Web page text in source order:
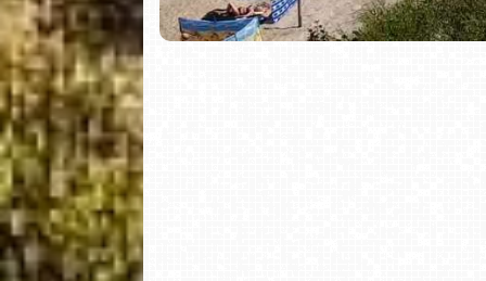
Krupówki - widok na deptak